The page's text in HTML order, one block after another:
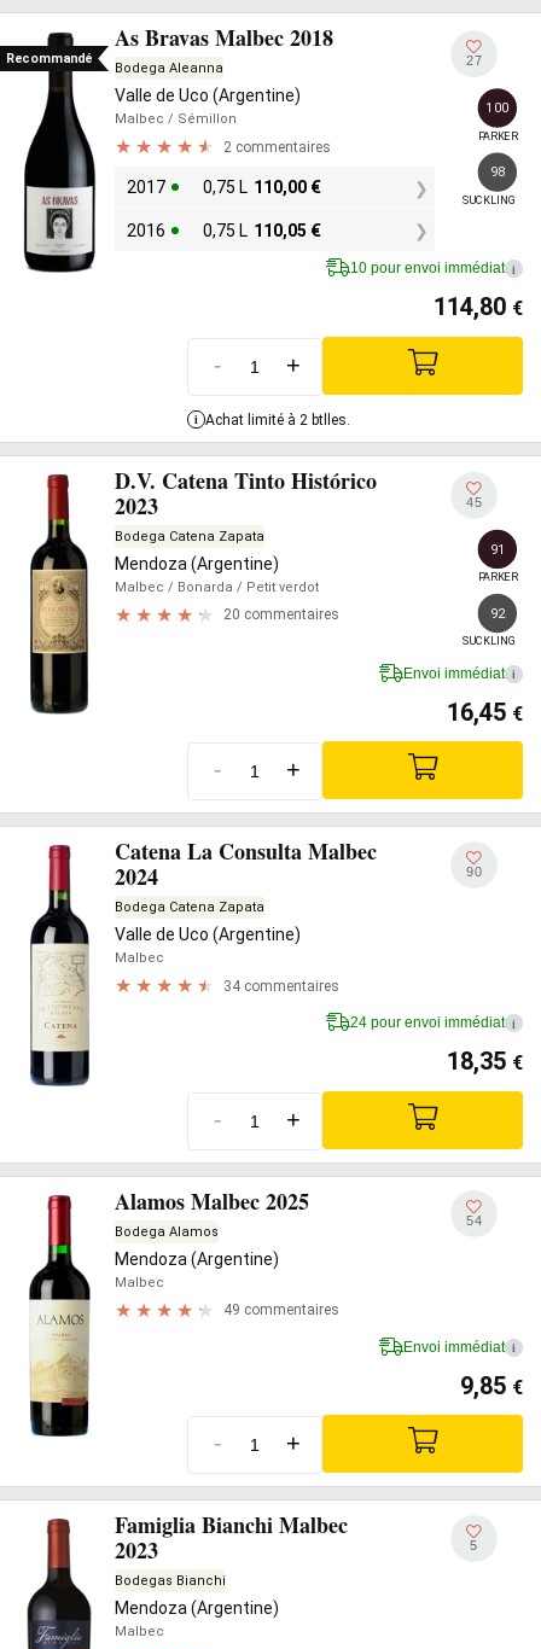
Recommandé
As Bravas Malbec 2018
Bodega Aleanna
Valle de Uco (Argentine)
Malbec / Sémillon
2 commentaires
2017 0,75 L 110,00 €
2016 0,75 L 110,05 €
27
100
PARKER
98
SUCKLING
10 pour envoi immédiat i
114,80 €
- +
i Achat limité à 2 btlles.
D.V. Catena Tinto Histórico
2023
Bodega Catena Zapata
Mendoza (Argentine)
Malbec / Bonarda / Petit verdot
20 commentaires
45
91
PARKER
92
SUCKLING
Envoi immédiat i
16,45 €
- +
Catena La Consulta Malbec
2024
Bodega Catena Zapata
Valle de Uco (Argentine)
Malbec
34 commentaires
90
24 pour envoi immédiat i
18,35 €
- +
Alamos Malbec 2025
Bodega Alamos
Mendoza (Argentine)
Malbec
49 commentaires
54
Envoi immédiat i
9,85 €
- +
Famiglia Bianchi Malbec
2023
Bodegas Bianchi
Mendoza (Argentine)
Malbec
5